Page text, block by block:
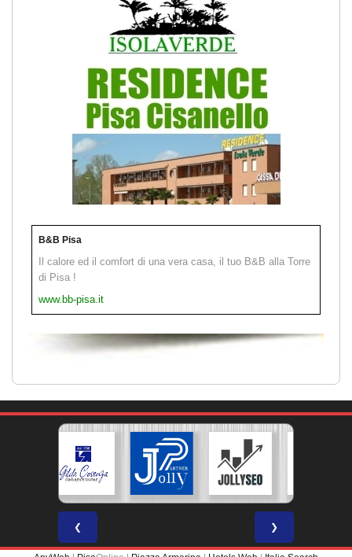
B&B Pisa
Il calore ed il comfort di una vera casa, il tuo B&B alla Torre
di Pisa !
www.bb-pisa.it
❮ ❯